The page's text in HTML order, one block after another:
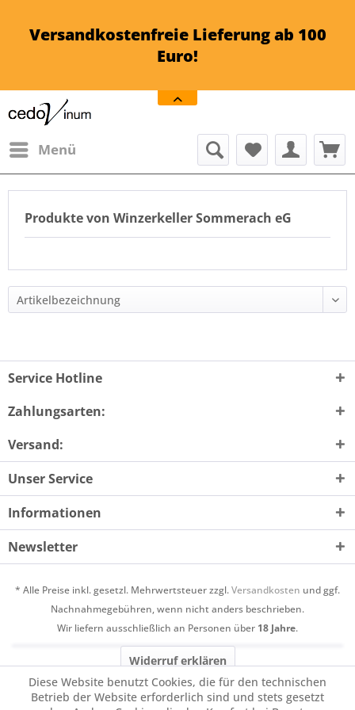
Versandkostenfreie Lieferung ab 100
Euro!
Menü
Produkte von Winzerkeller Sommerach eG
Service Hotline
Zahlungsarten:
Versand:
Unser Service
Informationen
Newsletter
* Alle Preise inkl. gesetzl. Mehrwertsteuer zzgl.Versandkosten und ggf.
Nachnahmegebühren, wenn nicht anders beschrieben.
Wir liefern ausschließlich an Personen über 18 Jahre.
Widerruf erklären
Diese Website benutzt Cookies, die für den technischen
Betrieb der Website erforderlich sind und stets gesetzt